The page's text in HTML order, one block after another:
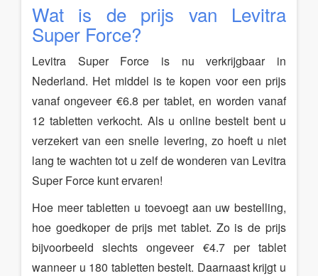
Wat is de prijs van Levitra
Super Force?
Levitra Super Force is nu verkrijgbaar in
Nederland. Het middel is te kopen voor een prijs
vanaf ongeveer €6.8 per tablet, en worden vanaf
12 tabletten verkocht. Als u online bestelt bent u
verzekert van een snelle levering, zo hoeft u niet
lang te wachten tot u zelf de wonderen van Levitra
Super Force kunt ervaren!
Hoe meer tabletten u toevoegt aan uw bestelling,
hoe goedkoper de prijs met tablet. Zo is de prijs
bijvoorbeeld slechts ongeveer €4.7 per tablet
wanneer u 180 tabletten bestelt. Daarnaast krijgt u